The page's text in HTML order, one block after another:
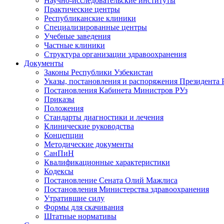
Практические центры
Республиканские клиники
Специализированные центры
Учебные заведения
Частные клиники
Структура организации здравоохранения
Документы
Законы Республики Узбекистан
Указы, постановления и распоряжения Президента
Постановления Кабинета Министров РУз
Приказы
Положения
Стандарты диагностики и лечения
Клинические руководства
Концепции
Методические документы
СанПиН
Квалификационные характеристики
Кодексы
Постановление Сената Олий Мажлиса
Постановления Министерства здравоохранения
Утратившие силу
Формы для скачивания
Штатные нормативы